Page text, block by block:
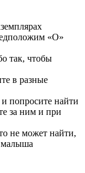
«О»
так, чтобы
в разные
попросите найти
за ним и при
не может найти,
малыша